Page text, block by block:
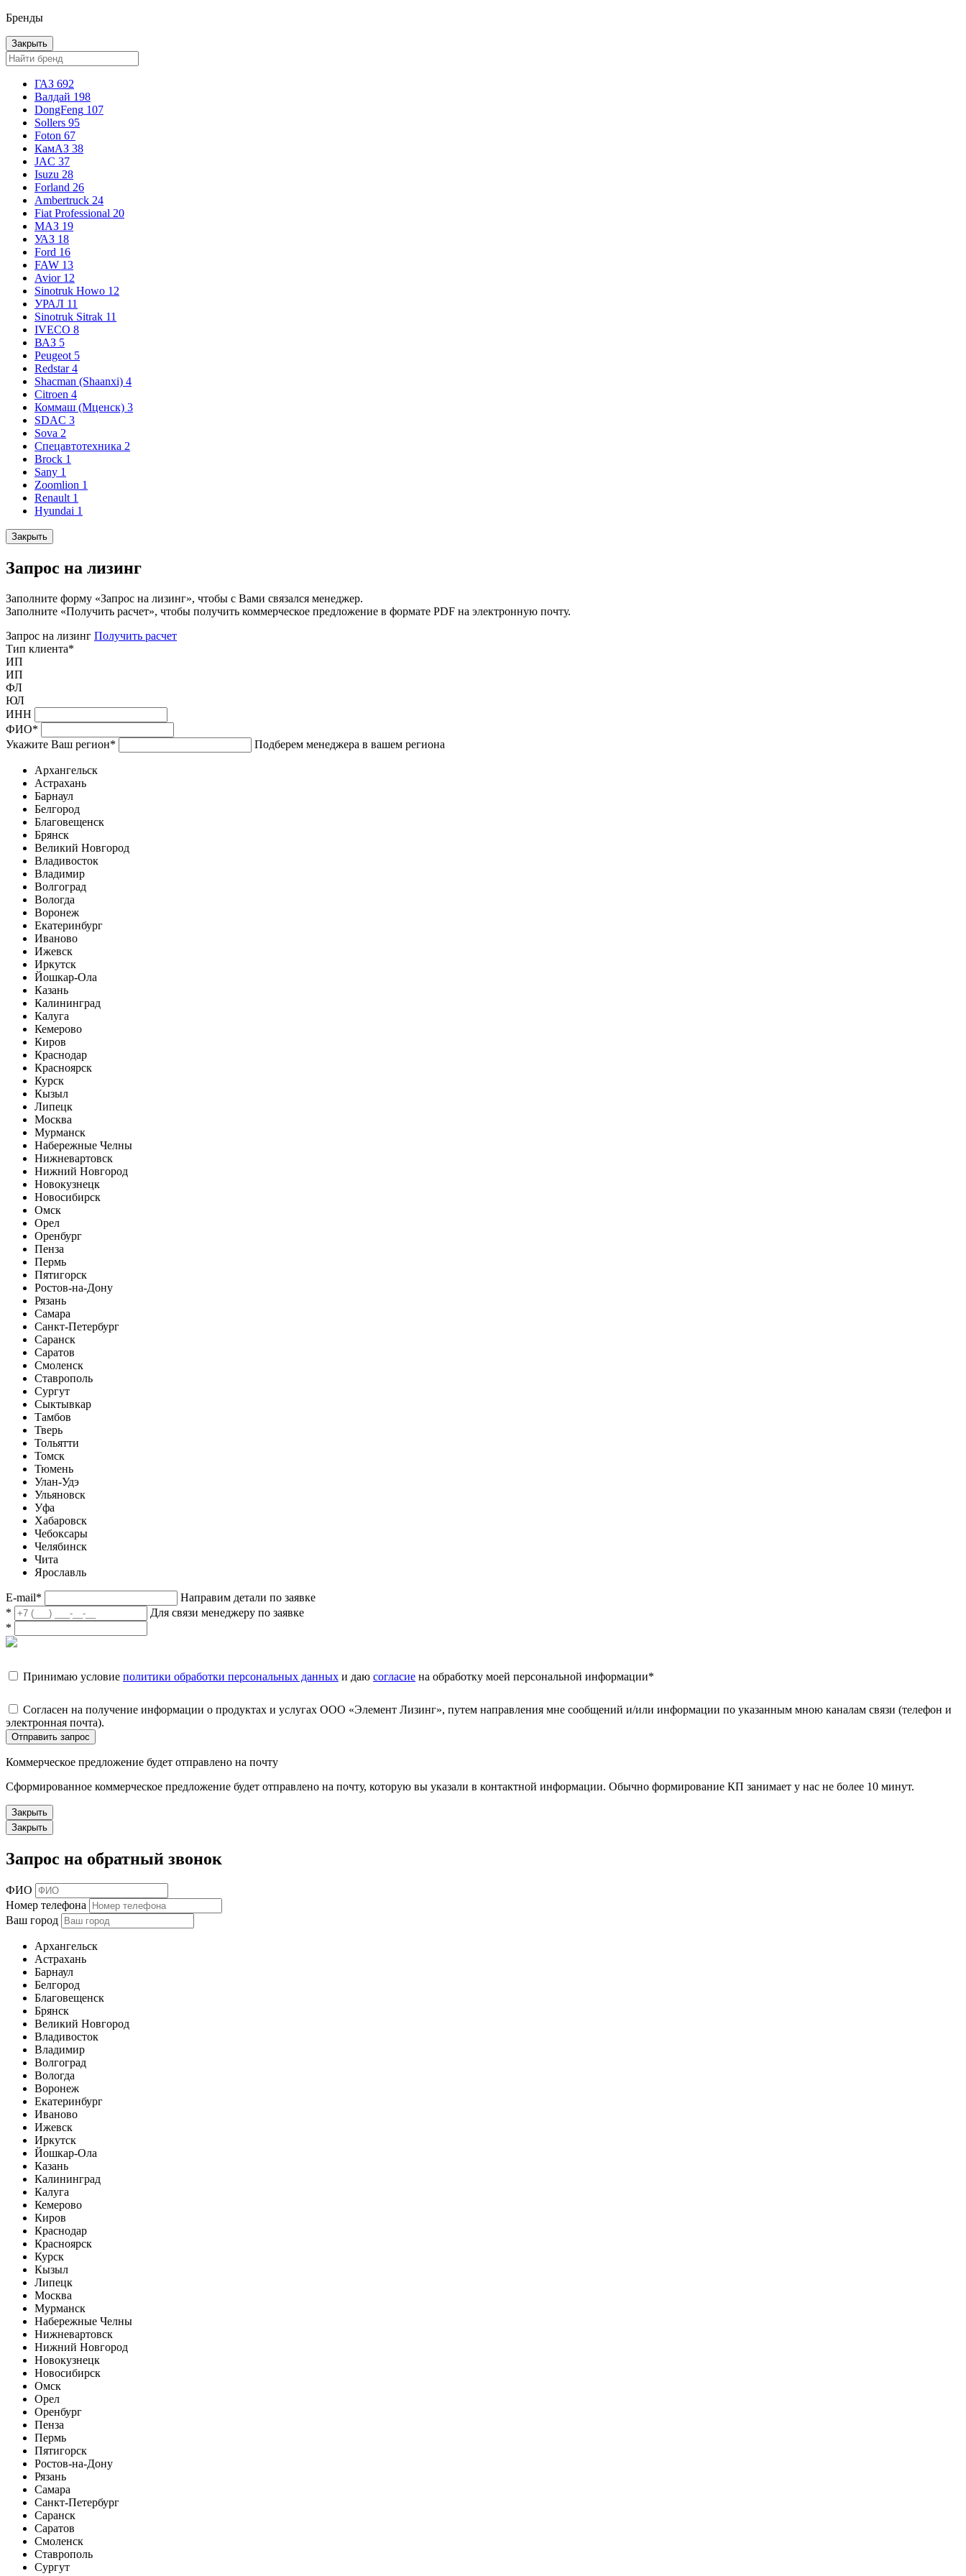
Бренды
Закрыть
ГАЗ 692
Валдай 198
DongFeng 107
Sollers 95
Foton 67
КамАЗ 38
JAC 37
Isuzu 28
Forland 26
Ambertruck 24
Fiat Professional 20
МАЗ 19
УАЗ 18
Ford 16
FAW 13
Avior 12
Sinotruk Howo 12
УРАЛ 11
Sinotruk Sitrak 11
IVECO 8
ВАЗ 5
Peugeot 5
Redstar 4
Shacman (Shaanxi) 4
Citroen 4
Коммаш (Мценск) 3
SDAC 3
Sova 2
Спецавтотехника 2
Brock 1
Sany 1
Zoomlion 1
Renault 1
Hyundai 1
Закрыть
Запрос на лизинг
Заполните форму «Запрос на лизинг», чтобы с Вами связался менеджер.
Заполните «Получить расчет», чтобы получить коммерческое предложение в формате PDF на электронную почту.
Запрос на лизинг Получить расчет
Тип клиента*
ИП
ИП
ФЛ
ЮЛ
ИНН
ФИО*
Укажите Ваш регион* Подберем менеджера в вашем региона
Архангельск
Астрахань
Барнаул
Белгород
Благовещенск
Брянск
Великий Новгород
Владивосток
Владимир
Волгоград
Вологда
Воронеж
Екатеринбург
Иваново
Ижевск
Иркутск
Йошкар-Ола
Казань
Калининград
Калуга
Кемерово
Киров
Краснодар
Красноярск
Курск
Кызыл
Липецк
Москва
Мурманск
Набережные Челны
Нижневартовск
Нижний Новгород
Новокузнецк
Новосибирск
Омск
Орел
Оренбург
Пенза
Пермь
Пятигорск
Ростов-на-Дону
Рязань
Самара
Санкт-Петербург
Саранск
Саратов
Смоленск
Ставрополь
Сургут
Сыктывкар
Тамбов
Тверь
Тольятти
Томск
Тюмень
Улан-Удэ
Ульяновск
Уфа
Хабаровск
Чебоксары
Челябинск
Чита
Ярославль
E-mail*
Направим детали по заявке
*
Для связи менеджеру по заявке
*
Принимаю условие политики обработки персональных данных и даю согласие на обработку моей персональной информации*
Согласен на получение информации о продуктах и услугах ООО «Элемент Лизинг», путем направления мне сообщений и/или информации по указанным мною каналам связи (телефон и
электронная почта).
Отправить запрос
Коммерческое предложение будет отправлено на почту
Сформированное коммерческое предложение будет отправлено на почту, которую вы указали в контактной информации. Обычно формирование КП занимает у нас не более 10 минут.
Закрыть
Закрыть
Запрос на обратный звонок
ФИО
Номер телефона
Ваш город
Архангельск
Астрахань
Барнаул
Белгород
Благовещенск
Брянск
Великий Новгород
Владивосток
Владимир
Волгоград
Вологда
Воронеж
Екатеринбург
Иваново
Ижевск
Иркутск
Йошкар-Ола
Казань
Калининград
Калуга
Кемерово
Киров
Краснодар
Красноярск
Курск
Кызыл
Липецк
Москва
Мурманск
Набережные Челны
Нижневартовск
Нижний Новгород
Новокузнецк
Новосибирск
Омск
Орел
Оренбург
Пенза
Пермь
Пятигорск
Ростов-на-Дону
Рязань
Самара
Санкт-Петербург
Саранск
Саратов
Смоленск
Ставрополь
Сургут